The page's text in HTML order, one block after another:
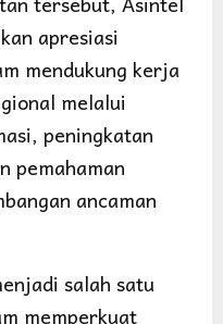
apresiasi
mendukung kerja
melalui
peningkatan
pemahaman
ancaman
salah satu
memperkuat